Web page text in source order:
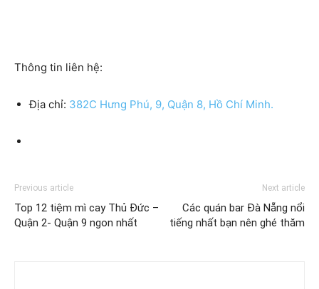
Thông tin liên hệ:
Địa chỉ: 382C Hưng Phú, 9, Quận 8, Hồ Chí Minh.
Previous article
Top 12 tiệm mì cay Thủ Đức –
Quận 2- Quận 9 ngon nhất
Next article
Các quán bar Đà Nẵng nổi
tiếng nhất bạn nên ghé thăm